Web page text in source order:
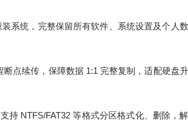
系统，完整保留所有软件、系统设置及个人数
点续传，保障数据 1:1 完整复制，适配硬盘升
持 NTFS/FAT32 等格式分区格式化、删除，